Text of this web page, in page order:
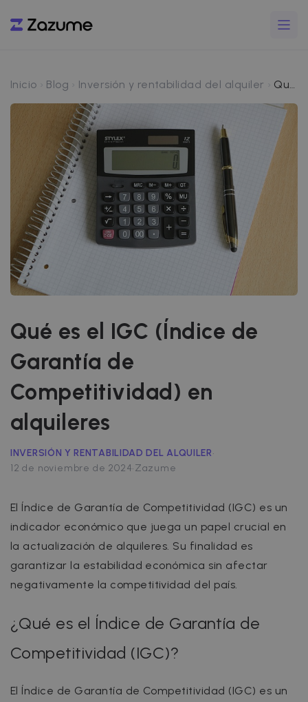
Inicio Blog Inversión y rentabilidad del alquiler Qué es el IGC (Índice de Garantía de Competitividad) en alquileres
Qué es el IGC (Índice de
Garantía de
Competitividad) en
alquileres
INVERSIÓN Y RENTABILIDAD DEL ALQUILER·
12 de noviembre de 2024·Zazume
El Índice de Garantía de Competitividad (IGC) es un
indicador económico que juega un papel crucial en
la actualización de alquileres. Su finalidad es
garantizar la estabilidad económica sin afectar
negativamente la competitividad del país.
¿Qué es el Índice de Garantía de
Competitividad (IGC)?
El Índice de Garantía de Competitividad (IGC) es un